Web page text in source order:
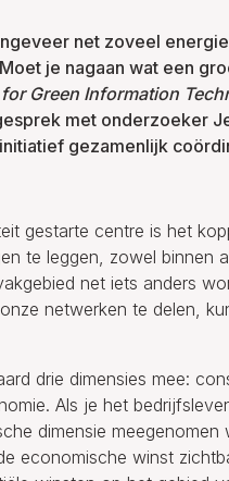
net zoveel
je nagaan wat een
Green Information
met onderzoeker
gezamenlijk
gestarte centre is het
te leggen, zowel binnen
net iets anders
netwerken te delen,
drie dimensies mee:
Als je het
dimensie meegenomen
economische winst